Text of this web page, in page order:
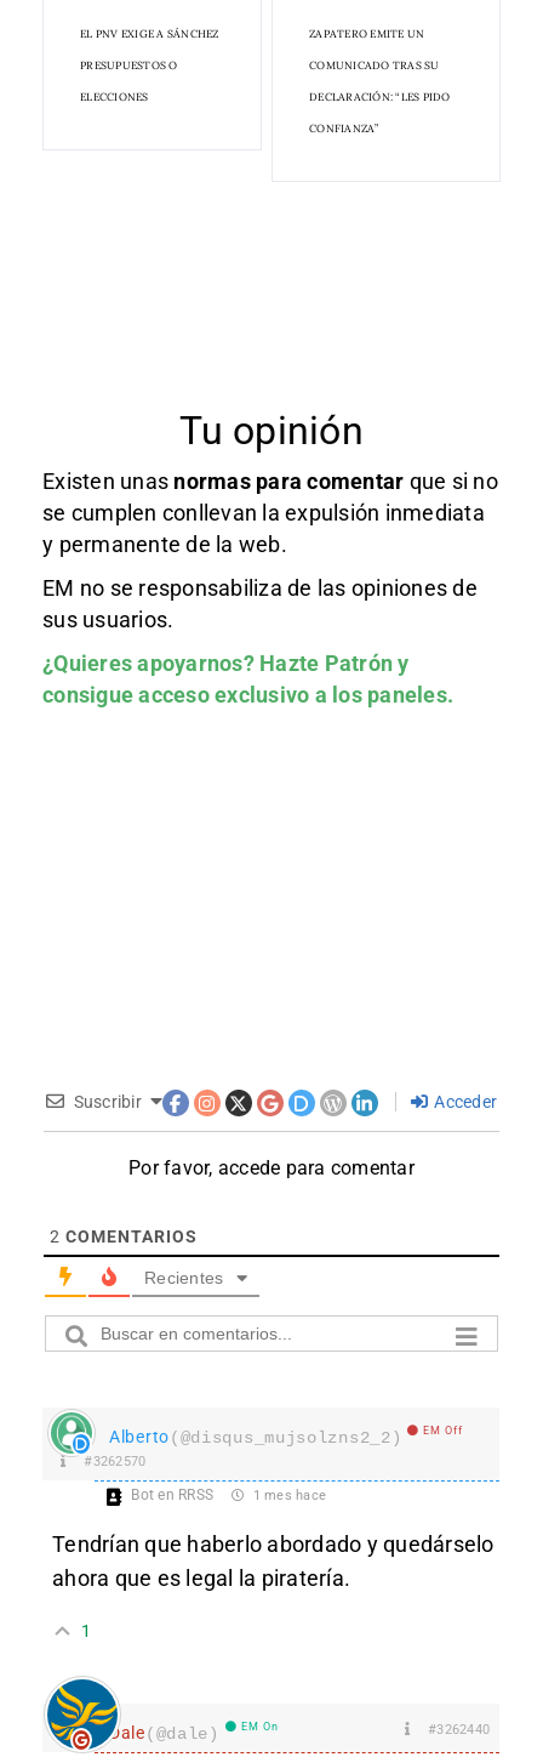
EL PNV EXIGE A SÁNCHEZ
PRESUPUESTOS O
ELECCIONES
ZAPATERO EMITE UN
COMUNICADO TRAS SU
DECLARACIÓN: “LES PIDO
CONFIANZA”
Tu opinión
Existen unas normas para comentar que si no
se cumplen conllevan la expulsión inmediata
y permanente de la web.
EM no se responsabiliza de las opiniones de
sus usuarios.
¿Quieres apoyarnos? Hazte Patróny
consigue acceso exclusivo a los paneles.
Suscribir Acceder
Por favor, accede para comentar
2 COMENTARIOS
Recientes
Alberto(@disqus_mujsolzns2_2) EM Off
#3262570
Bot en RRSS 1 mes hace
Tendrían que haberlo abordado y quedárselo
ahora que es legal la piratería.
1
Dale(@dale) EM On #3262440